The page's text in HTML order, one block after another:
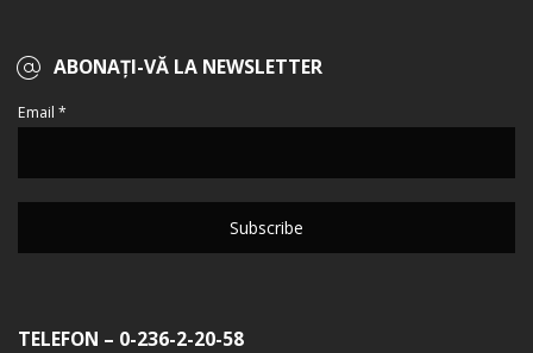
ABONAȚI-VĂ LA NEWSLETTER
Email *
TELEFON – 0-236-2-20-58